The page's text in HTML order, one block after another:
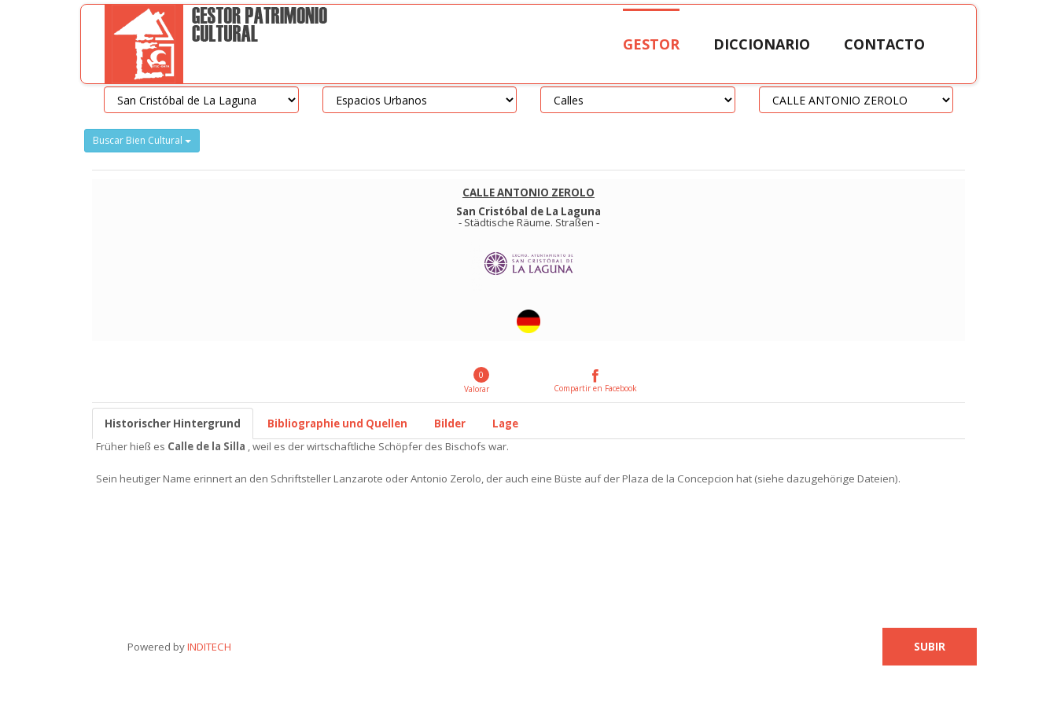
GESTOR DICCIONARIO CONTACTO
Buscar Bien Cultural
CALLE ANTONIO ZEROLO
San Cristóbal de La Laguna
- Städtische Räume. Straßen -
0
Valorar
Compartir en Facebook
Historischer Hintergrund Bibliographie und Quellen Bilder
Lage
Früher hieß es Calle de la Silla , weil es der wirtschaftliche Schöpfer des Bischofs war.
Sein heutiger Name erinnert an den Schriftsteller Lanzarote oder Antonio Zerolo, der auch eine Büste auf der Plaza de la Concepcion hat (siehe dazugehörige Dateien).
Powered byINDITECH SUBIR